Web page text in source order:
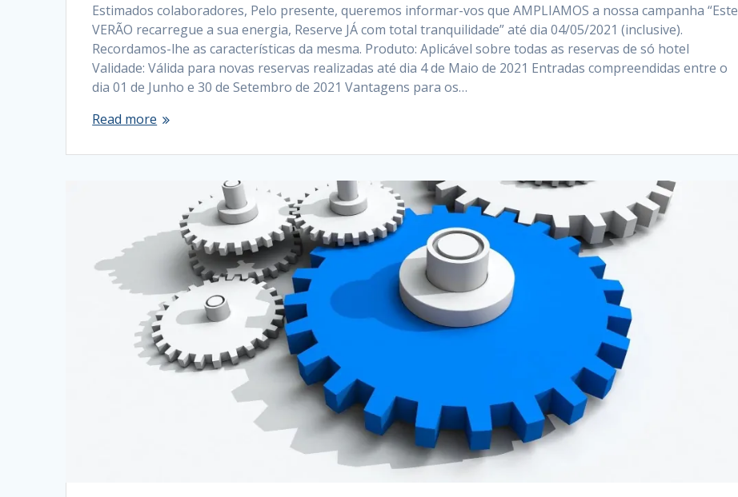
Estimados colaboradores, Pelo presente, queremos informar-vos que AMPLIAMOS a nossa campanha “Este
VERÃO recarregue a sua energia, Reserve JÁ com total tranquilidade” até dia 04/05/2021 (inclusive).
Recordamos-lhe as características da mesma. Produto: Aplicável sobre todas as reservas de só hotel
Validade: Válida para novas reservas realizadas até dia 4 de Maio de 2021 Entradas compreendidas entre o
dia 01 de Junho e 30 de Setembro de 2021 Vantagens para os…
Read more